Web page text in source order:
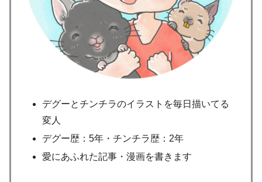
デグーとチンチラのイラストを毎日描いてる
変人
デグー歴：5年・チンチラ歴：2年
愛にあふれた記事・漫画を書きます